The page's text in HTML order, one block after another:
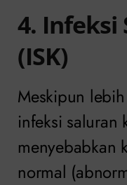
4. Infeksi
(ISK)
Meskipun
infeksi saluran
menyebabkan
normal